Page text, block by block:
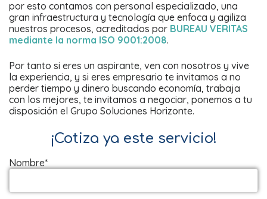
por esto contamos con personal especializado, una
gran infraestructura y tecnología que enfoca y agiliza
nuestros procesos, acreditados por BUREAU VERITAS
mediante la norma ISO 9001:2008.
Por tanto si eres un aspirante, ven con nosotros y vive
la experiencia, y si eres empresario te invitamos a no
perder tiempo y dinero buscando economía, trabaja
con los mejores, te invitamos a negociar, ponemos a tu
disposición el Grupo Soluciones Horizonte.
¡Cotiza ya este servicio!
Nombre*